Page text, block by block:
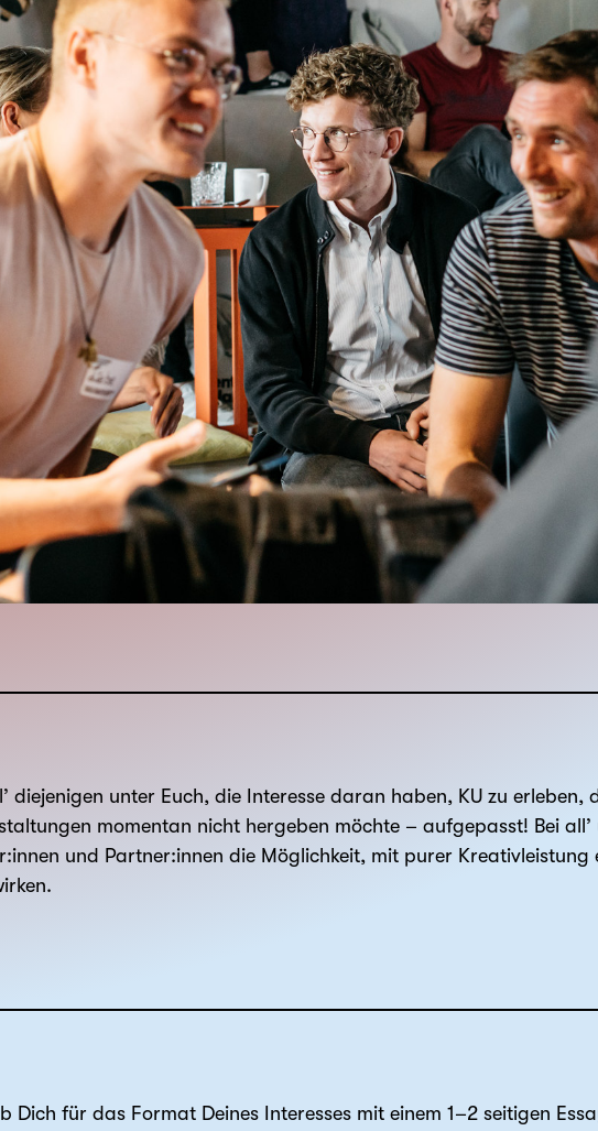
diejenigen unter Euch, die Interesse daran haben, KU zu
momentan nicht hergeben möchte – aufgepasst! Bei
und Partner:innen die Möglichkeit, mit purer Kreativleistung
Dich für das Format Deines Interesses mit einem 1–2 seitigen